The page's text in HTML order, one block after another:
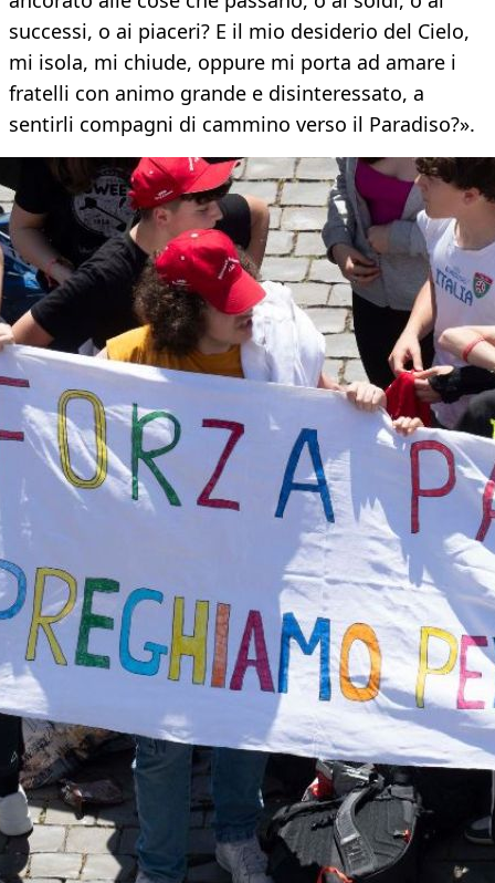
successi, o ai piaceri? E il mio desiderio del Cielo,
mi isola, mi chiude, oppure mi porta ad amare i
fratelli con animo grande e disinteressato, a
sentirli compagni di cammino verso il Paradiso?».